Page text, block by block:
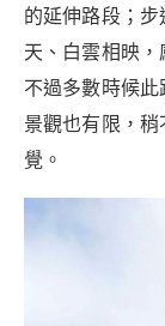
的延伸路段；
天、白雲相映，
不過多數時候
景觀也有限，
覺。